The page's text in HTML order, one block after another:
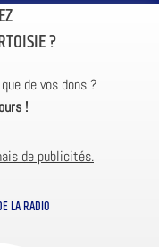
?
de vos dons ?
!
de publicités.
LA RADIO